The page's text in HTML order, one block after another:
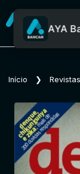
AYA
Início ❯ Revistas